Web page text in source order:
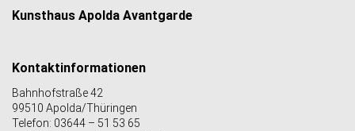
Kunsthaus Apolda Avantgarde
Kontaktinformationen
Bahnhofstraße 42
99510 Apolda/Thüringen
Telefon: 03644 – 51 53 65